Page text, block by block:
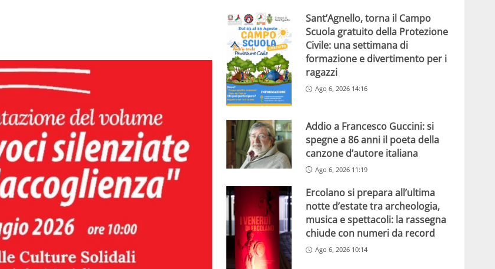
Sant’Agnello, torna il Campo
Scuola gratuito della Protezione
Civile: una settimana di
formazione e divertimento per i
ragazzi
Ago 6, 2026 14:16
Addio a Francesco Guccini: si
spegne a 86 anni il poeta della
canzone d’autore italiana
Ago 6, 2026 11:19
Ercolano si prepara all’ultima
notte d’estate tra archeologia,
musica e spettacoli: la rassegna
chiude con numeri da record
Ago 6, 2026 10:14